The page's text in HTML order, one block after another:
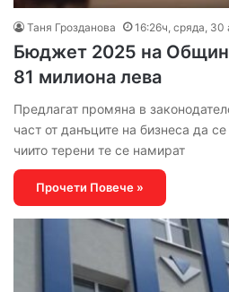
Таня Грозданова 16:26ч, сряда, 30
Бюджет 2025 на
81 милиона лева
Предлагат промяна в
част от данъците на бизнеса да
чиито терени те се намират
Прочети Повече »